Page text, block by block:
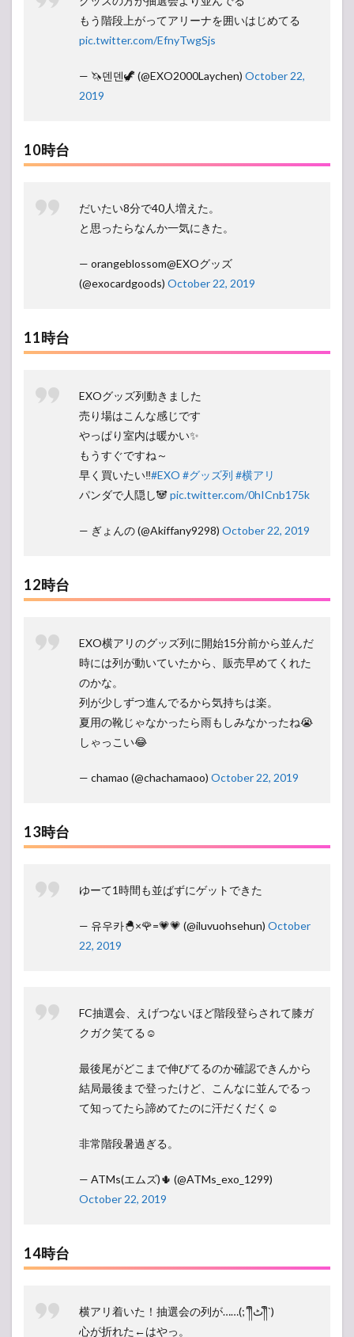
もう階段上がってアリーナを囲いはじめてる
pic.twitter.com/EfnyTwgSjs
— 🦄덴덴🦖 (@EXO2000Laychen) October 22,
2019
10時台
だいたい8分で40人増えた。
と思ったらなんか一気にきた。
— orangeblossom@EXOグッズ
(@exocardgoods) October 22, 2019
11時台
EXOグッズ列動きました
売り場はこんな感じです
やっぱり室内は暖かい✨
もうすぐですね～
早く買いたい‼️#EXO #グッズ列 #横アリ
パンダで人隠し🐼pic.twitter.com/0hICnb175k
— ぎょんの (@Akiffany9298) October 22, 2019
12時台
EXO横アリのグッズ列に開始15分前から並んだ
時には列が動いていたから、販売早めてくれた
のかな。
列が少しずつ進んでるから気持ちは楽。
夏用の靴じゃなかったら雨もしみなかったね😭
しゃっこい😂
— chamao (@chachamaoo) October 22, 2019
13時台
ゆーて1時間も並ばずにゲットできた
— 유우카🐣×🌹=💗💗 (@iluvuohsehun) October
22, 2019
FC抽選会、えげつないほど階段登らされて膝ガ
クガク笑てる☺️
最後尾がどこまで伸びてるのか確認できんから
結局最後まで登ったけど、こんなに並んでるっ
て知ってたら諦めてたのに汗だくだく☺️
非常階段暑過ぎる。
— ATMs(エムズ)🌵 (@ATMs_exo_1299)
October 22, 2019
14時台
横アリ着いた！抽選会の列が……(;´༎ຶٹ༎ຶ`)
心が折れた←はやっ。